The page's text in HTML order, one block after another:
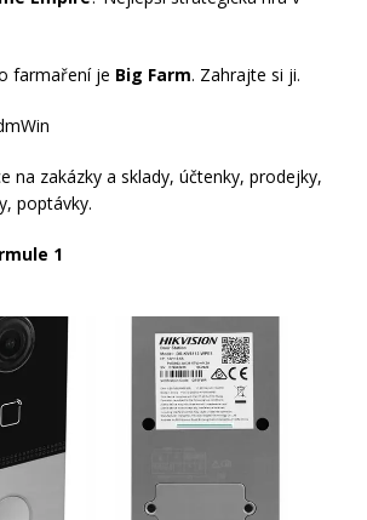
farmaření je Big Farm. Zahrajte si ji.
na zakázky a sklady, účtenky, prodejky,
poptávky.
1